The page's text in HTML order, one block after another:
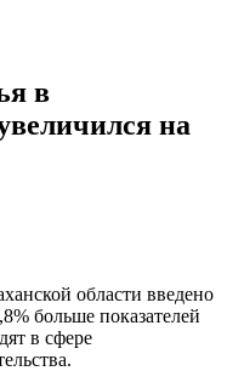
в
на
области введено
больше показателей
в сфере